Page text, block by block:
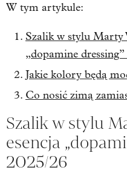
W tym artykule:
Szalik w stylu Marty
„dopamine
Jakie kolory będą
Co nosić zimą
Szalik w stylu
esencja
2025/26